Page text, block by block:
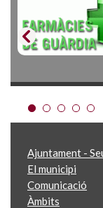
Ajuntament -
El municipi
Comunicació
Àmbits